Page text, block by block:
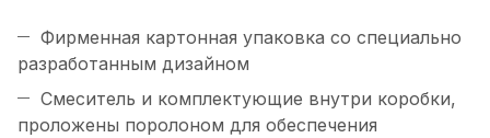
Фирменная картонная упаковка со специально
разработанным дизайном
Смеситель и комплектующие внутри коробки,
проложены поролоном для обеспечения